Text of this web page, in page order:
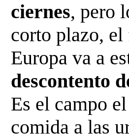
ciernes, pero
corto plazo,
Europa va a
descontento
Es el campo
comida a las